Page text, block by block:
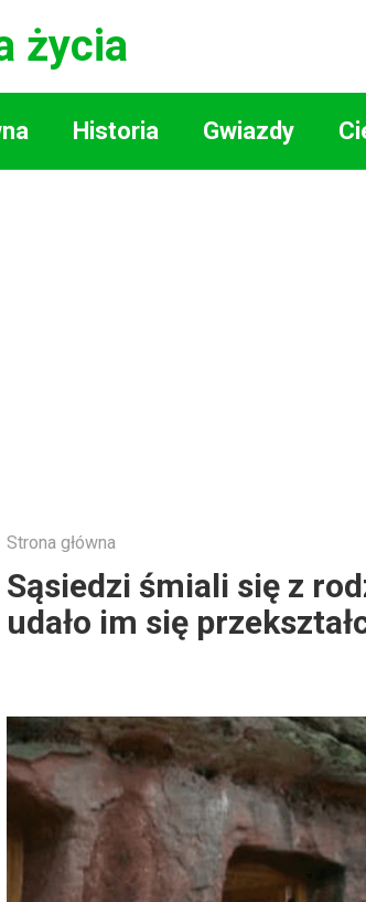
życia
Historia Gwiazdy
Strona główna
Sąsiedzi śmiali się z
udało im się